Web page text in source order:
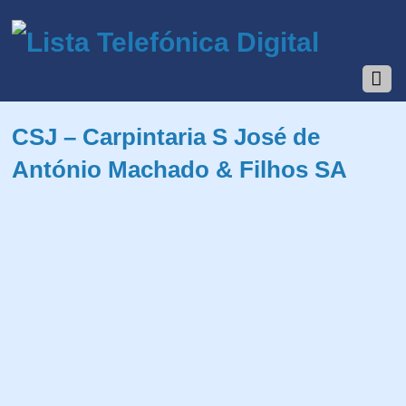
CSJ – Carpintaria S José de
António Machado & Filhos SA